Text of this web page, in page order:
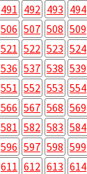
491 492 493 494
506 507 508 509
521 522 523 524
536 537 538 539
551 552 553 554
566 567 568 569
581 582 583 584
596 597 598 599
611 612 613 614